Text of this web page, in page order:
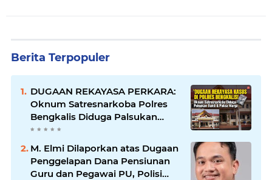
Berita Terpopuler
DUGAAN REKAYASA PERKARA:
Oknum Satresnarkoba Polres
Bengkalis Diduga Palsukan
Barang Bukti Hingga Paksa
Warga Hadir di TKP
M. Elmi Dilaporkan atas Dugaan
Penggelapan Dana Pensiunan
Guru dan Pegawai PU, Polisi